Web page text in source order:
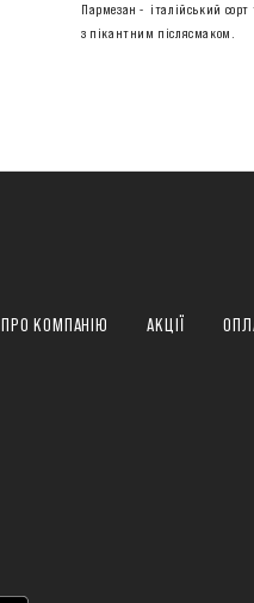
Пармезан - італійський сорт
з пікантним післясмаком.
ПРО КОМПАНІЮ АКЦІЇ